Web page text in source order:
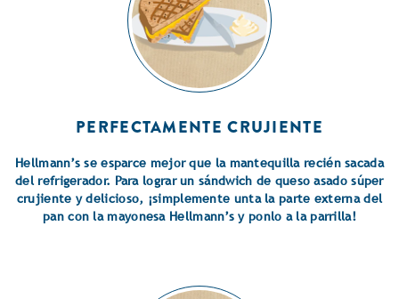
PERFECTAMENTE CRUJIENTE
Hellmann’s se esparce mejor que la mantequilla recién sacada
del refrigerador. Para lograr un sándwich de queso asado súper
crujiente y delicioso, ¡simplemente unta la parte externa del
pan con la mayonesa Hellmann’s y ponlo a la parrilla!